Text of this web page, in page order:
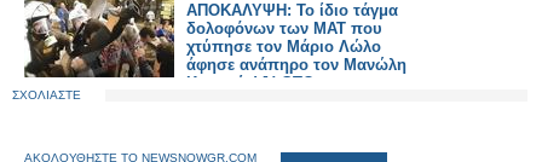
ΑΠΟΚΑΛΥΨΗ: Το ίδιο τάγμα
δολοφόνων των ΜΑΤ που
χτύπησε τον Μάριο Λώλο
άφησε ανάπηρο τον Μανώλη
Κυπραίο! [ΦΩΤΟ -
ΣΧΟΛΙΑΣΤΕ
ΑΚΟΛΟΥΘΗΣΤΕ ΤΟ NEWSNOWGR.COM